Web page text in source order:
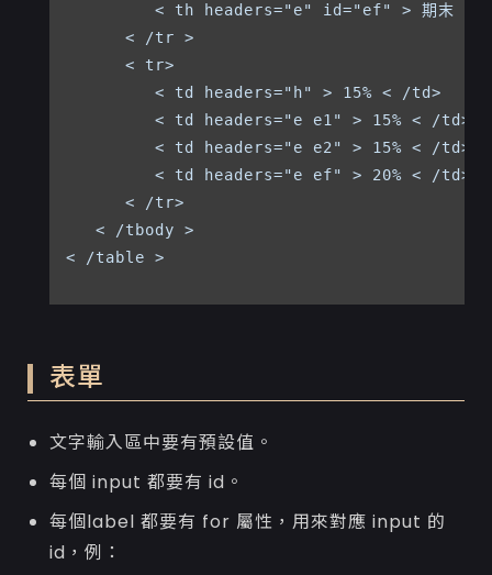
< th headers="e" id="ef" > 期末 <
      < /tr >
      < tr>
         < td headers="h" > 15% < /td>
         < td headers="e e1" > 15% < /td>
         < td headers="e e2" > 15% < /td>
         < td headers="e ef" > 20% < /td>
      < /tr>
   < /tbody >
< /table >
表單
文字輸入區中要有預設值。
每個 input 都要有 id。
每個label 都要有 for 屬性，用來對應 input 的
id，例：